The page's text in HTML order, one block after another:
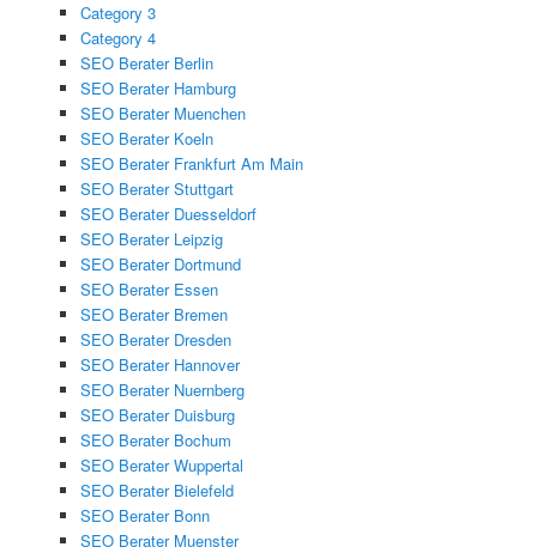
Category 3
Category 4
SEO Berater Berlin
SEO Berater Hamburg
SEO Berater Muenchen
SEO Berater Koeln
SEO Berater Frankfurt Am Main
SEO Berater Stuttgart
SEO Berater Duesseldorf
SEO Berater Leipzig
SEO Berater Dortmund
SEO Berater Essen
SEO Berater Bremen
SEO Berater Dresden
SEO Berater Hannover
SEO Berater Nuernberg
SEO Berater Duisburg
SEO Berater Bochum
SEO Berater Wuppertal
SEO Berater Bielefeld
SEO Berater Bonn
SEO Berater Muenster